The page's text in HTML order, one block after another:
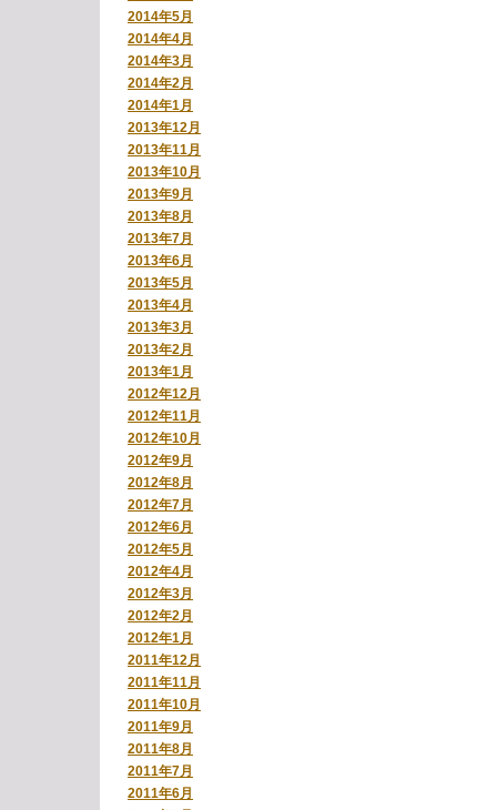
2014年5月
2014年4月
2014年3月
2014年2月
2014年1月
2013年12月
2013年11月
2013年10月
2013年9月
2013年8月
2013年7月
2013年6月
2013年5月
2013年4月
2013年3月
2013年2月
2013年1月
2012年12月
2012年11月
2012年10月
2012年9月
2012年8月
2012年7月
2012年6月
2012年5月
2012年4月
2012年3月
2012年2月
2012年1月
2011年12月
2011年11月
2011年10月
2011年9月
2011年8月
2011年7月
2011年6月